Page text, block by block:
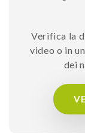
Verifica la
video o in
dei